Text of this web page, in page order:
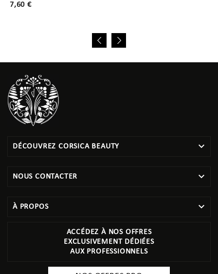
7,60 €
DÉCOUVREZ CORSICA BEAUTY 
NOUS CONTACTER 
À PROPOS 
ACCÉDEZ À NOS OFFRES
EXCLUSIVEMENT DÉDIÉES
AUX PROFESSIONNELS